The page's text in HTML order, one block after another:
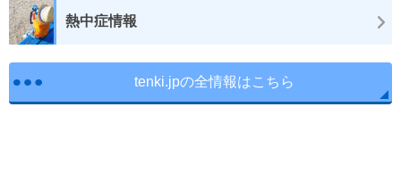
熱中症情報
tenki.jpの全情報はこちら